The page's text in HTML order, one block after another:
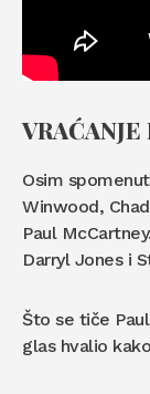
Osim
Winwood,
Paul
Darryl Jones i
Što se tiče
glas hvalio